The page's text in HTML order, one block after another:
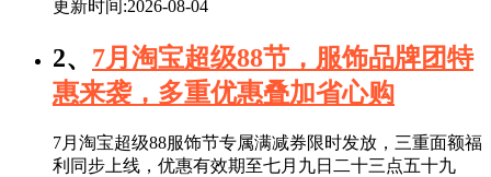
更新时间:2026-08-04
2、 7月淘宝超级88节，服饰品牌团特
惠来袭，多重优惠叠加省心购
7月淘宝超级88服饰节专属满减券限时发放，三重面额福
利同步上线，优惠有效期至七月九日二十三点五十九